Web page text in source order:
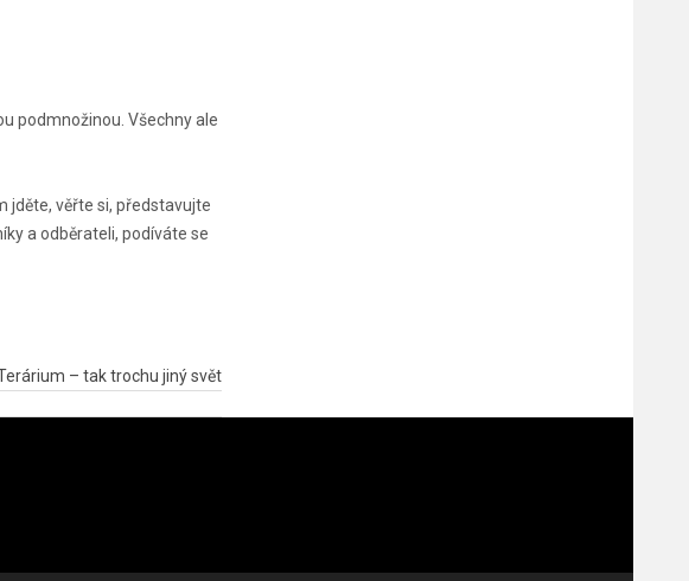
podmnožinou. Všechny ale
jděte, věřte si, představujte
a odběrateli, podíváte se
– tak trochu jiný svět